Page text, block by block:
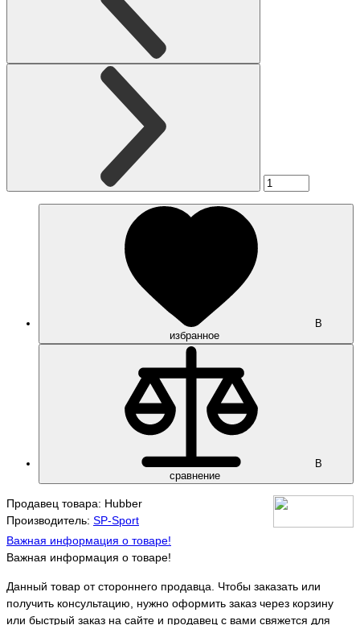
В
избранное
В
сравнение
Продавец товара: Hubber
Производитель: SP-Sport
Важная информация о товаре!
Важная информация о товаре!
Данный товар от стороннего продавца. Чтобы заказать или
получить консультацию, нужно оформить заказ через корзину
или быстрый заказ на сайте и продавец с вами свяжется для